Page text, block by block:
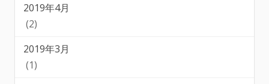
2019年4月
(2)
2019年3月
(1)